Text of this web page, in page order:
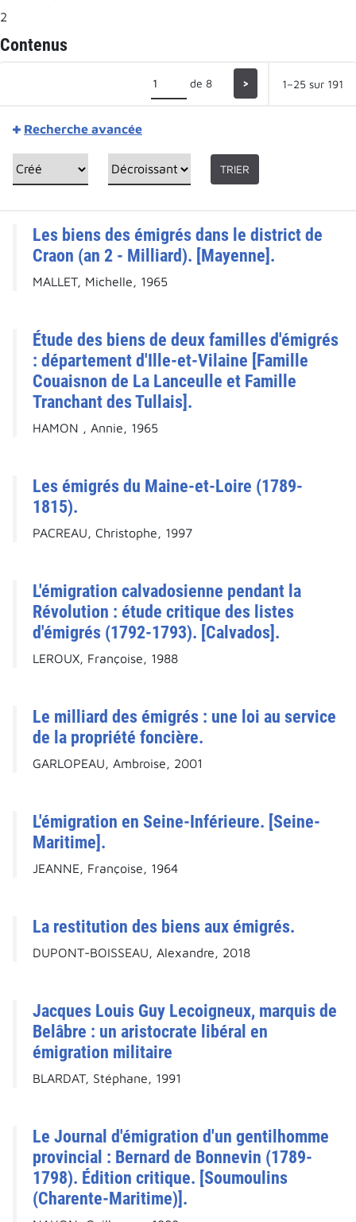
2
Contenus
de 8 > 1–25 sur 191
Recherche avancée
TRIER
Les biens des émigrés dans le district de
Craon (an 2 - Milliard). [Mayenne].
MALLET, Michelle, 1965
Étude des biens de deux familles d'émigrés
: département d'Ille-et-Vilaine [Famille
Couaisnon de La Lanceulle et Famille
Tranchant des Tullais].
HAMON , Annie, 1965
Les émigrés du Maine-et-Loire (1789-
1815).
PACREAU, Christophe, 1997
L'émigration calvadosienne pendant la
Révolution : étude critique des listes
d'émigrés (1792-1793). [Calvados].
LEROUX, Françoise, 1988
Le milliard des émigrés : une loi au service
de la propriété foncière.
GARLOPEAU, Ambroise, 2001
L'émigration en Seine-Inférieure. [Seine-
Maritime].
JEANNE, Françoise, 1964
La restitution des biens aux émigrés.
DUPONT-BOISSEAU, Alexandre, 2018
Jacques Louis Guy Lecoigneux, marquis de
Belâbre : un aristocrate libéral en
émigration militaire
BLARDAT, Stéphane, 1991
Le Journal d'émigration d'un gentilhomme
provincial : Bernard de Bonnevin (1789-
1798). Édition critique. [Soumoulins
(Charente-Maritime)].